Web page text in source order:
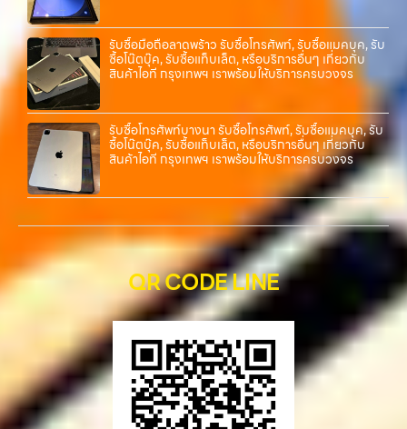
รับซื้อมือถือลาดพร้าว รับซื้อโทรศัพท์, รับซื้อแมคบุค, รับ
ซื้อโน๊ตบุ๊ค, รับซื้อแท็บเล็ต, หรือบริการอื่นๆ เกี่ยวกับ
สินค้าไอที กรุงเทพฯ เราพร้อมให้บริการครบวงจร
รับซื้อโทรศัพท์บางนา รับซื้อโทรศัพท์, รับซื้อแมคบุค, รับ
ซื้อโน๊ตบุ๊ค, รับซื้อแท็บเล็ต, หรือบริการอื่นๆ เกี่ยวกับ
สินค้าไอที กรุงเทพฯ เราพร้อมให้บริการครบวงจร
QR CODE LINE